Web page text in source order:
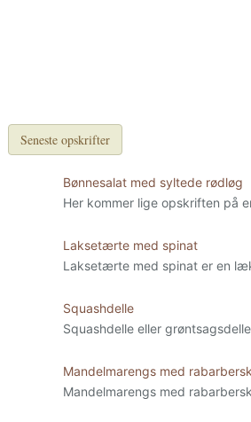
Seneste opskrifter
Bønnesalat med syltede rødløg
Her kommer lige opskriften på
Laksetærte med spinat
Laksetærte med spinat er en
Squashdelle
Squashdelle eller
Mandelmarengs med
Mandelmarengs med